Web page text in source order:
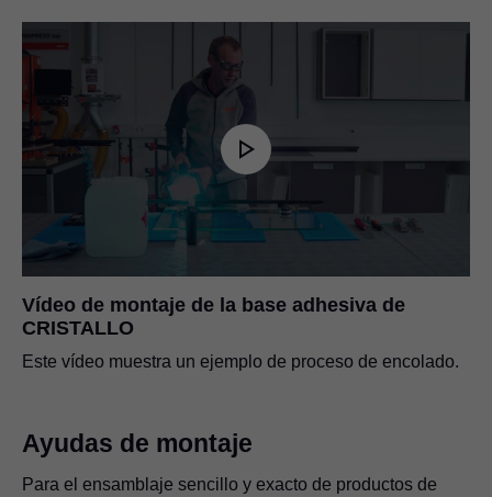
Vídeo de montaje de la base adhesiva de
CRISTALLO
Este vídeo muestra un ejemplo de proceso de encolado.
Ayudas de montaje
Para el ensamblaje sencillo y exacto de productos de